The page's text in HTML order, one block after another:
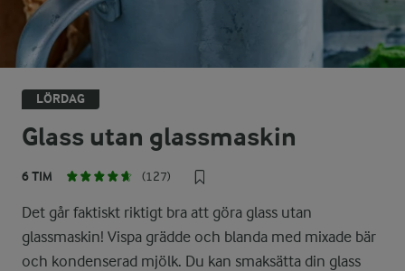
LÖRDAG
Glass utan glassmaskin
6 TIM (127)
Det går faktiskt riktigt bra att göra glass utan
glassmaskin! Vispa grädde och blanda med mixade bär
och kondenserad mjölk. Du kan smaksätta din glass